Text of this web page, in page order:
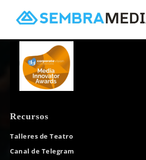
Recursos
Talleres de Teatro
Canal de Telegram